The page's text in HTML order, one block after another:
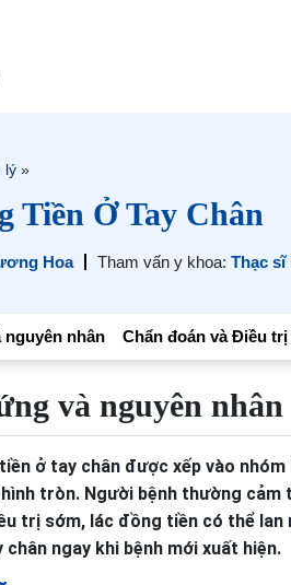
lý »
Tiền Ở Tay Chân
Hoa Tham vấn y khoa: Thạc
nguyên nhân Chẩn đoán và Điều trị
và nguyên nhân
ở tay chân được xếp vào
tròn. Người bệnh thường
trị sớm, lác đồng tiền có thể
ngay khi bệnh mới xuất hiện.